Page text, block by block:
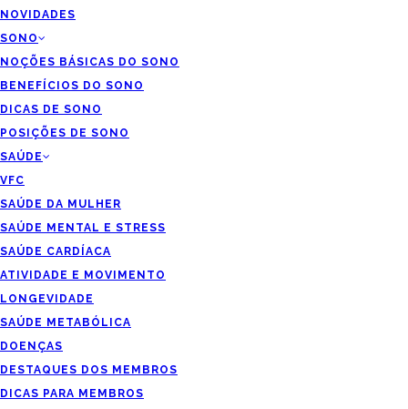
NOVIDADES
SONO
NOÇÕES BÁSICAS DO SONO
BENEFÍCIOS DO SONO
DICAS DE SONO
POSIÇÕES DE SONO
SAÚDE
VFC
SAÚDE DA MULHER
SAÚDE MENTAL E STRESS
SAÚDE CARDÍACA
ATIVIDADE E MOVIMENTO
LONGEVIDADE
SAÚDE METABÓLICA
DOENÇAS
DESTAQUES DOS MEMBROS
DICAS PARA MEMBROS